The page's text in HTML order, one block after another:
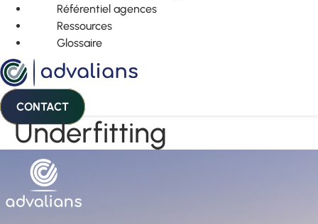
Référentiel agences
Ressources
Glossaire
CONTACT
Underfitting